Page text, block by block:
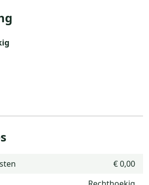
€ 0,00